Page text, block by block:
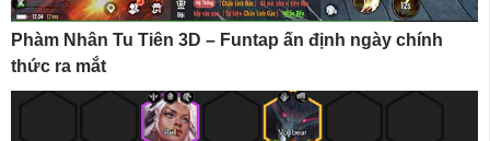
Phàm Nhân Tu Tiên 3D – Funtap ấn định ngày chính
thức ra mắt